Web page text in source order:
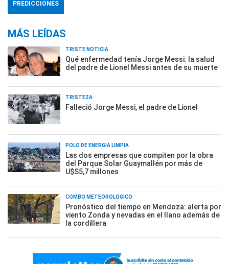
PREDICCIONES
MÁS LEÍDAS
TRISTE NOTICIA
Qué enfermedad tenía Jorge Messi: la salud
del padre de Lionel Messi antes de su muerte
TRISTEZA
Falleció Jorge Messi, el padre de Lionel
POLO DE ENERGÍA LIMPIA
Las dos empresas que compiten por la obra
del Parque Solar Guaymallén por más de
U$S5,7 millones
COMBO METEOROLÓGICO
Pronóstico del tiempo en Mendoza: alerta por
viento Zonda y nevadas en el llano además de
la cordillera